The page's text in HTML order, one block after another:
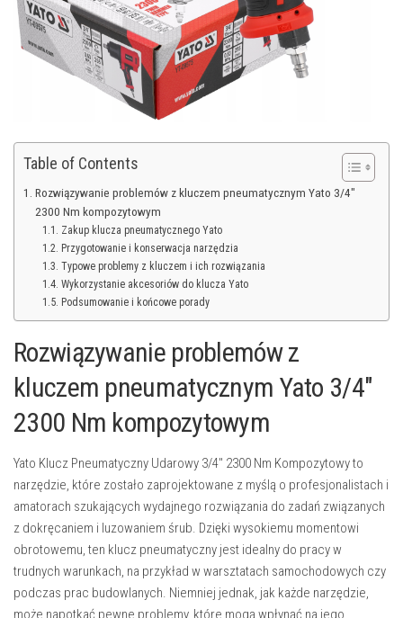
Table of Contents
Rozwiązywanie problemów z kluczem pneumatycznym Yato 3/4″
2300 Nm kompozytowym
Zakup klucza pneumatycznego Yato
Przygotowanie i konserwacja narzędzia
Typowe problemy z kluczem i ich rozwiązania
Wykorzystanie akcesoriów do klucza Yato
Podsumowanie i końcowe porady
Rozwiązywanie problemów z
kluczem pneumatycznym Yato 3/4″
2300 Nm kompozytowym
Yato Klucz Pneumatyczny Udarowy 3/4″ 2300 Nm Kompozytowy to
narzędzie, które zostało zaprojektowane z myślą o profesjonalistach i
amatorach szukających wydajnego rozwiązania do zadań związanych
z dokręcaniem i luzowaniem śrub. Dzięki wysokiemu momentowi
obrotowemu, ten klucz pneumatyczny jest idealny do pracy w
trudnych warunkach, na przykład w warsztatach samochodowych czy
podczas prac budowlanych. Niemniej jednak, jak każde narzędzie,
może napotkać pewne problemy, które mogą wpłynąć na jego